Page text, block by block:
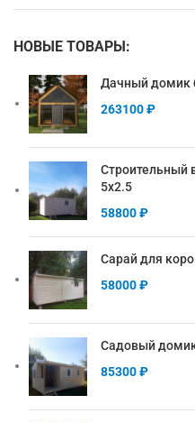
НОВЫЕ ТОВАРЫ:
Дачный домик
263100₽
Строительный
5х2.5
58800₽
Сарай для
58000₽
Садовый
85300₽